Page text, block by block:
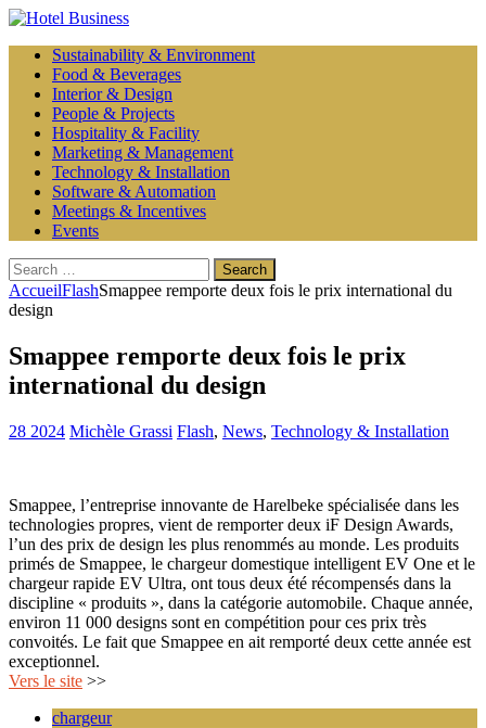
Sustainability & Environment
Food & Beverages
Interior & Design
People & Projects
Hospitality & Facility
Marketing & Management
Technology & Installation
Software & Automation
Meetings & Incentives
Events
Search
for:
AccueilFlashSmappee remporte deux fois le prix international du
design
Smappee remporte deux fois le prix
international du design
28 2024 Michèle Grassi Flash, News, Technology & Installation
Smappee, l’entreprise innovante de Harelbeke spécialisée dans les
technologies propres, vient de remporter deux iF Design Awards,
l’un des prix de design les plus renommés au monde. Les produits
primés de Smappee, le chargeur domestique intelligent EV One et le
chargeur rapide EV Ultra, ont tous deux été récompensés dans la
discipline « produits », dans la catégorie automobile. Chaque année,
environ 11 000 designs sont en compétition pour ces prix très
convoités. Le fait que Smappee en ait remporté deux cette année est
exceptionnel.
Vers le site >>
chargeur